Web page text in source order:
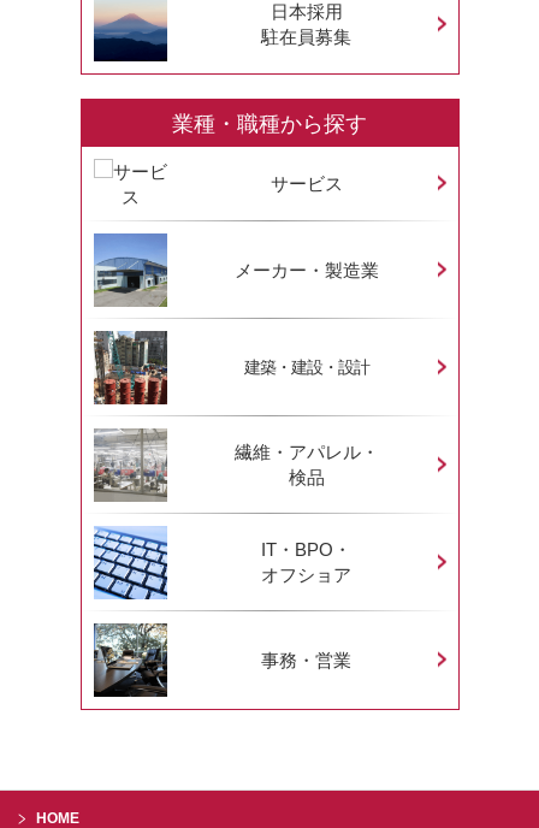
日本採用
駐在員募集
業種・職種から探す
サービス
メーカー・製造業
建築・建設・設計
繊維・アパレル・
検品
IT・BPO・
オフショア
事務・営業
HOME